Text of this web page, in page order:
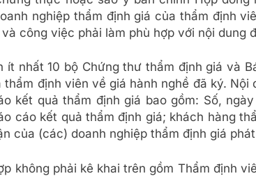
nghiệp thẩm định giá của thẩm định
công việc phải làm phù hợp với nội dung
ít nhất 10 bộ Chứng thư thẩm định giá và
định viên về giá hành nghề đã ký. Nội
kết quả thẩm định giá bao gồm: Số,
cáo kết quả thẩm định giá; khách hàng
của (các) doanh nghiệp thẩm định giá
không phải kê khai trên gồm Thẩm định